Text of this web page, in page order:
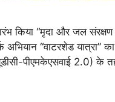
किया “मृदा और जल
“वाटरशेड यात्रा”
पीएमकेएसवाई 2.0) के